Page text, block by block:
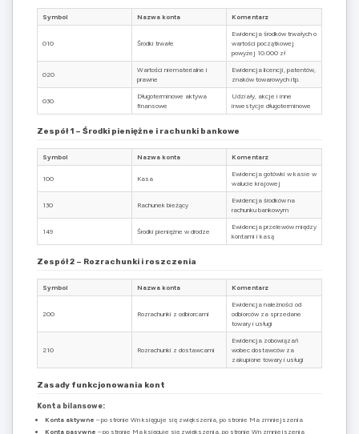
Symbol Nazwa konta Komentarz
010 Środki trwałe
Ewidencja środków trwałych o
wartości początkowej
powyżej 10.000 zł
020
Wartości niematerialne i
prawne
Ewidencja licencji, patentów,
znaków towarowych itp.
030
Długoterminowe aktywa
finansowe
Udziały, akcje i inne
inwestycje długoterminowe
Zespół 1 – Środki pieniężne i rachunki bankowe
Symbol Nazwa konta Komentarz
100 Kasa
Ewidencja gotówki w kasie w
walucie krajowej
130 Rachunek bieżący
Ewidencja środków na
rachunku bankowym
149 Środki pieniężne w drodze
Ewidencja przelewów między
kontami i kasą
Zespół 2 – Rozrachunki i roszczenia
Symbol Nazwa konta Komentarz
200 Rozrachunki z odbiorcami
Ewidencja należności od
odbiorców za sprzedane
towary i usługi
210 Rozrachunki z dostawcami
Ewidencja zobowiązań
wobec dostawców za
zakupione towary i usługi
Zasady funkcjonowania kont
Konta bilansowe:
Konta aktywne – po stronie Wn księguje się zwiększenia, po stronie Ma zmniejszenia
Konta pasywne – po stronie Ma księguje się zwiększenia, po stronie Wn zmniejszenia